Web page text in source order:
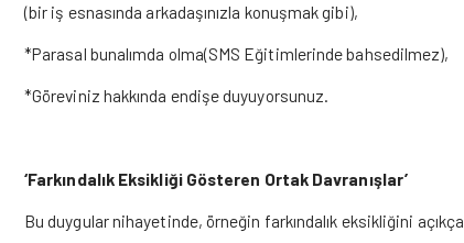
(bir iş esnasında arkadaşınızla konuşmak gibi),
*Parasal bunalımda olma(SMS Eğitimlerinde bahsedilmez),
*Göreviniz hakkında endişe duyuyorsunuz.
‘Farkındalık Eksikliği Gösteren Ortak Davranışlar’
Bu duygular nihayetinde, örneğin farkındalık eksikliğini